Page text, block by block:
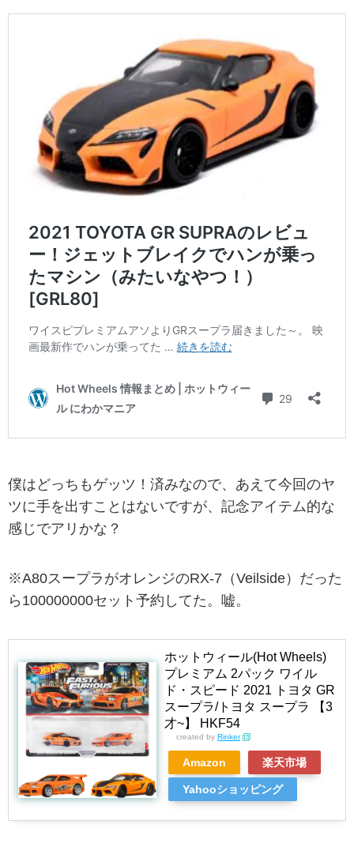
僕はどっちもゲッツ！済みなので、あえて今回のヤ
ツに手を出すことはないですが、記念アイテム的な
感じでアリかな？
※A80スープラがオレンジのRX-7（Veilside）だった
ら100000000セット予約してた。嘘。
ホットウィール(Hot Wheels)
プレミアム 2パック ワイル
ド・スピード 2021 トヨタ GR
スープラ/トヨタ スープラ 【3
才~】 HKF54
created by Rinker
Amazon 楽天市場
Yahooショッピング